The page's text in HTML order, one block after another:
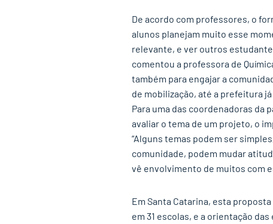
De acordo com professores, o
alunos planejam muito esse
relevante, e ver outros
comentou a professora de
também para engajar a
de mobilização, até a prefeitura
Para uma das coordenadoras da
avaliar o tema de um projeto, o
“Alguns temas podem ser
comunidade, podem mudar
vê envolvimento de muitos com
Em Santa Catarina, esta
em 31 escolas, e a orientação